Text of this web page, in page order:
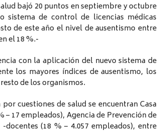
bajó 20 puntos en septiembre y octubre
sistema de control de licencias médicas
de este año el nivel de ausentismo entre
el 18 %.-
con la aplicación del nuevo sistema de
los mayores índices de ausentismo, los
de los organismos.
cuestiones de salud se encuentran Casa
– 17 empleados), Agencia de Prevención de
(18 % – 4.057 empleados), entre